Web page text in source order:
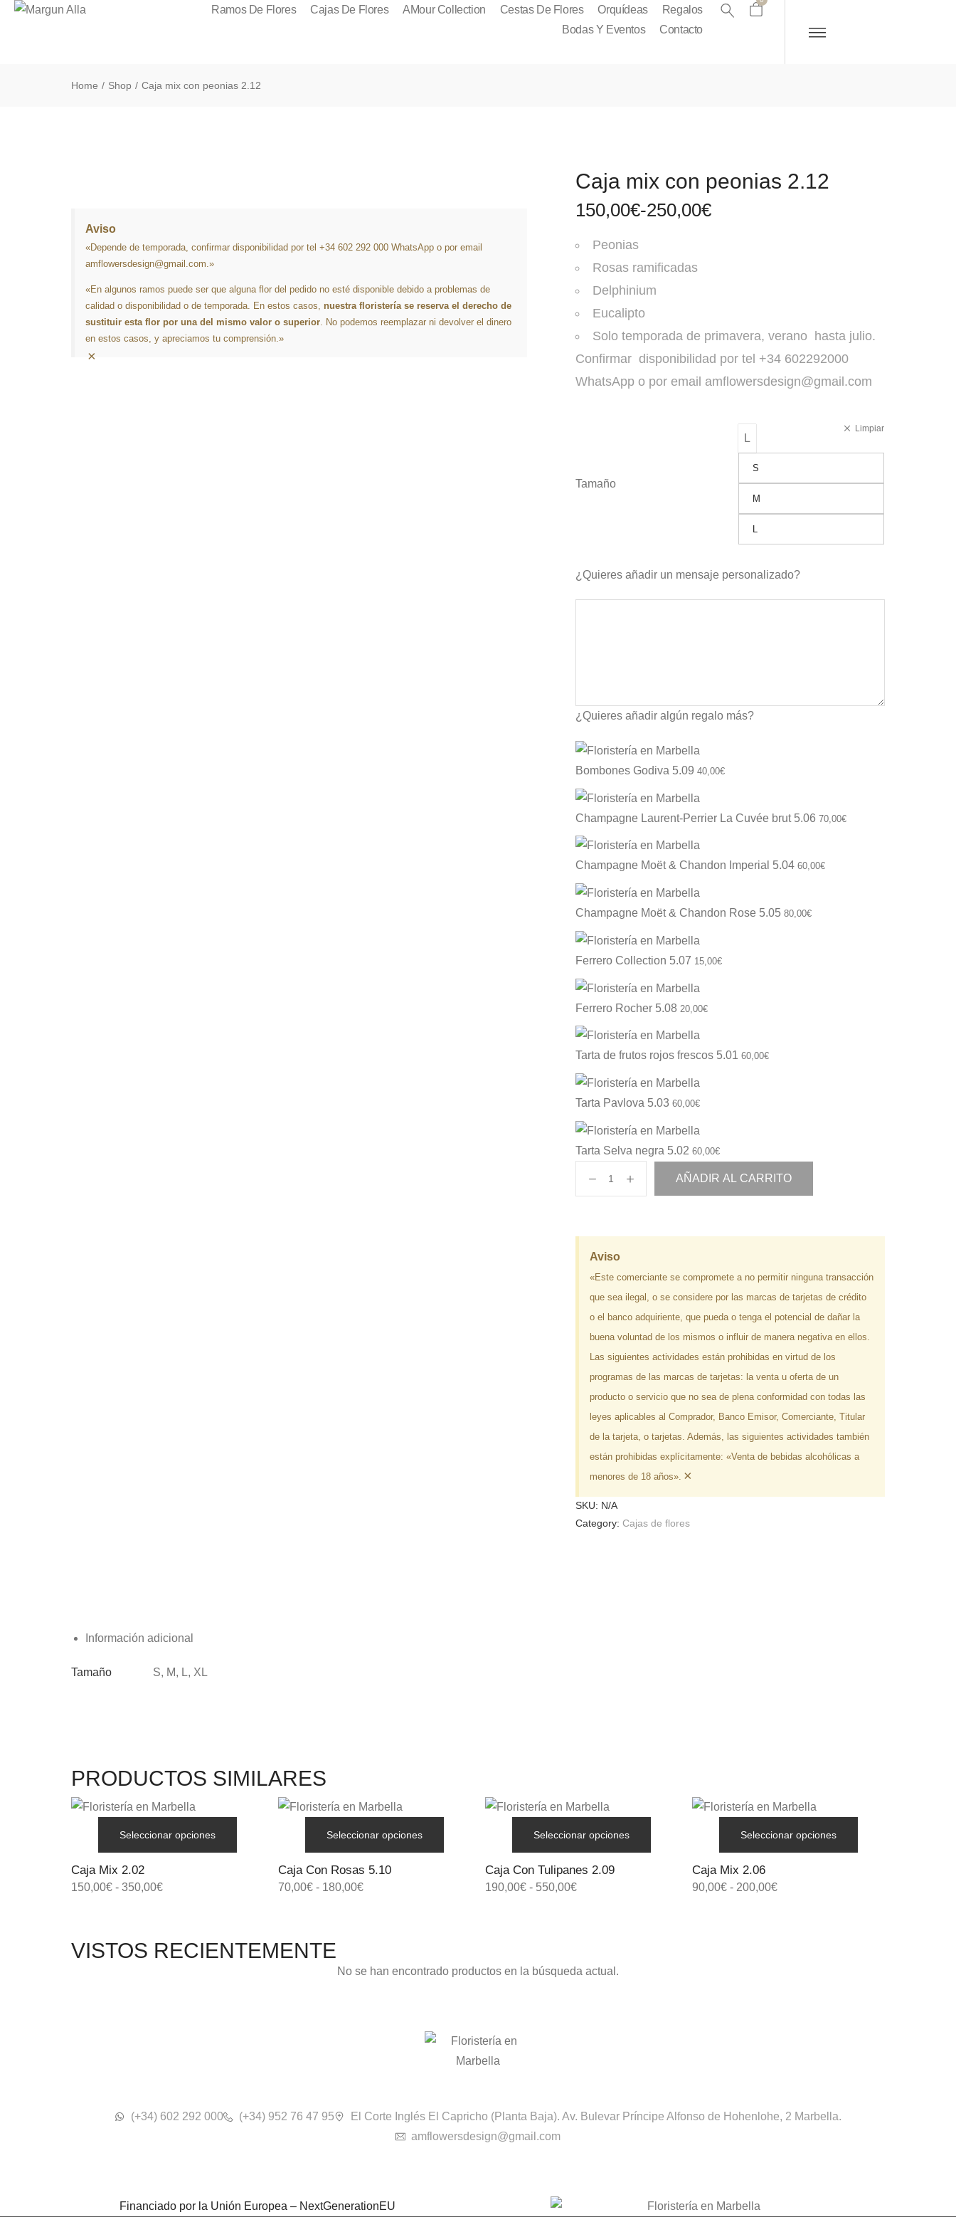
Ramos De Flores Cajas De Flores AMour Collection Cestas De Flores Orquídeas
Regalos
Bodas Y Eventos
Contacto
Home / Shop / Caja mix con peonias 2.12
Aviso
«Depende de temporada, confirmar disponibilidad por tel +34 602 292 000 WhatsApp o por email
amflowersdesign@gmail.com.»
«En algunos ramos puede ser que alguna flor del pedido no esté disponible debido a problemas de
calidad o disponibilidad o de temporada. En estos casos, nuestra floristería se reserva el derecho de
sustituir esta flor por una del mismo valor o superior. No podemos reemplazar ni devolver el dinero
en estos casos, y apreciamos tu comprensión.»
×
Caja mix con peonias 2.12
150,00€-250,00€
Peonias
Rosas ramificadas
Delphinium
Eucalipto
Solo temporada de primavera, verano hasta julio.
Confirmar disponibilidad por tel +34 602292000
WhatsApp o por email amflowersdesign@gmail.com
Tamaño
L
S
M
L
Limpiar
¿Quieres añadir un mensaje personalizado?
¿Quieres añadir algún regalo más?
Bombones Godiva 5.09 40,00€
Champagne Laurent-Perrier La Cuvée brut 5.06 70,00€
Champagne Moët & Chandon Imperial 5.04 60,00€
Champagne Moët & Chandon Rose 5.05 80,00€
Ferrero Collection 5.07 15,00€
Ferrero Rocher 5.08 20,00€
Tarta de frutos rojos frescos 5.01 60,00€
Tarta Pavlova 5.03 60,00€
Tarta Selva negra 5.02 60,00€
AÑADIR AL CARRITO
Aviso
«Este comerciante se compromete a no permitir ninguna transacción
que sea ilegal, o se considere por las marcas de tarjetas de crédito
o el banco adquiriente, que pueda o tenga el potencial de dañar la
buena voluntad de los mismos o influir de manera negativa en ellos.
Las siguientes actividades están prohibidas en virtud de los
programas de las marcas de tarjetas: la venta u oferta de un
producto o servicio que no sea de plena conformidad con todas las
leyes aplicables al Comprador, Banco Emisor, Comerciante, Titular
de la tarjeta, o tarjetas. Además, las siguientes actividades también
están prohibidas explícitamente: «Venta de bebidas alcohólicas a
menores de 18 años». ×
SKU: N/A
Category: Cajas de flores
Información adicional
Tamaño S, M, L, XL
PRODUCTOS SIMILARES
Seleccionar opciones
Caja Mix 2.02
150,00€ - 350,00€
Seleccionar opciones
Caja Con Rosas 5.10
70,00€ - 180,00€
Seleccionar opciones
Caja Con Tulipanes 2.09
190,00€ - 550,00€
Seleccionar opciones
Caja Mix 2.06
90,00€ - 200,00€
VISTOS RECIENTEMENTE
No se han encontrado productos en la búsqueda actual.
(+34) 602 292 000 (+34) 952 76 47 95
El Corte Inglés El Capricho (Planta Baja). Av. Bulevar Príncipe Alfonso de Hohenlohe, 2 Marbella.
amflowersdesign@gmail.com
Financiado por la Unión Europea – NextGenerationEU